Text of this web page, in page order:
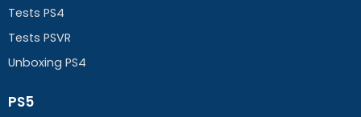
Tests PS4
Tests PSVR
Unboxing PS4
PS5